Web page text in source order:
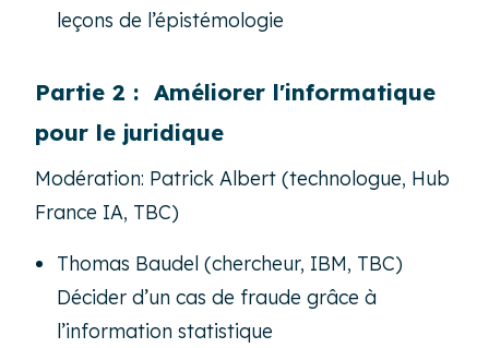
leçons de l’épistémologie
Partie 2 : Améliorer l'informatique
pour le juridique
Modération: Patrick Albert (technologue, Hub
France IA, TBC)
Thomas Baudel (chercheur, IBM, TBC)
Décider d’un cas de fraude grâce à
l’information statistique